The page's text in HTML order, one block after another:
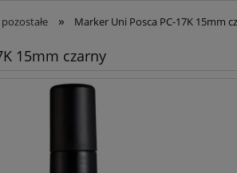
» Marker Uni Posca PC-17K 15mm
15mm czarny